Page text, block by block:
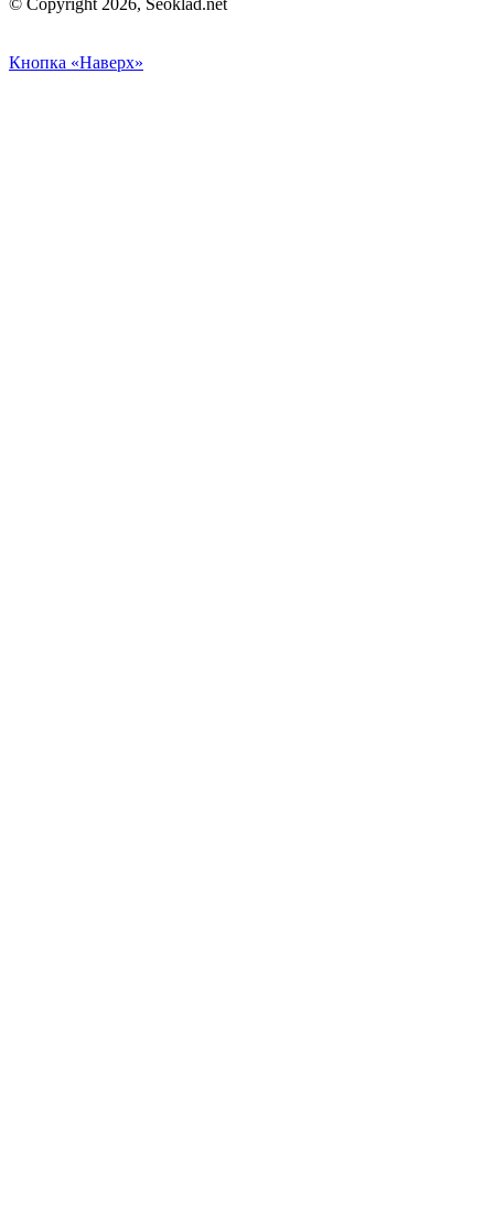
© Copyright 2026, Seoklad.net
Кнопка «Наверх»